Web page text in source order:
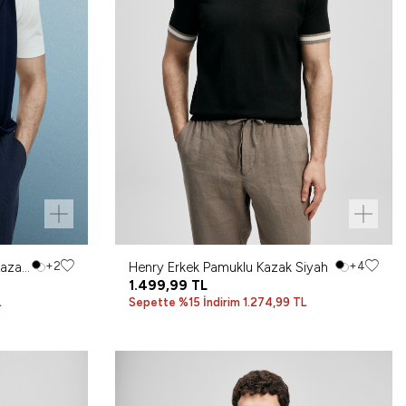
+2 Henry Erkek Pamuklu Kazak Siyah +4
1.499,99 TL
Sepette %15 İndirim 1.274,99 TL